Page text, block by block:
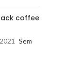
coffee
Sem